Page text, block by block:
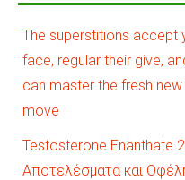
The superstitions accept
face, regular their give,
can master the fresh new
move
Testosterone Enanthate
Αποτελέσματα και